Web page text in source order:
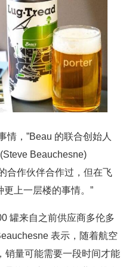
情，”Beau 的联合创始人
Beauchesne)
合作伙伴合作过，但在飞
上一层楼的事情。”
罐来自之前供应商多伦多
表示，随着航空
销量可能需要一段时间才能